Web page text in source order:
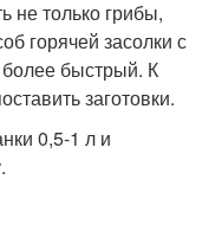
не только грибы,
горячей засолки с
быстрый. К
заготовки.
0,5-1 л и